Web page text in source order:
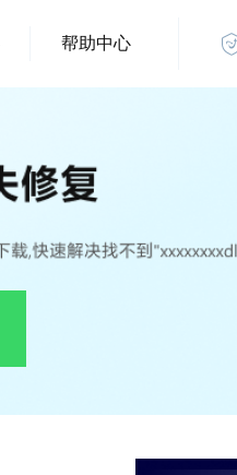
帮助中心